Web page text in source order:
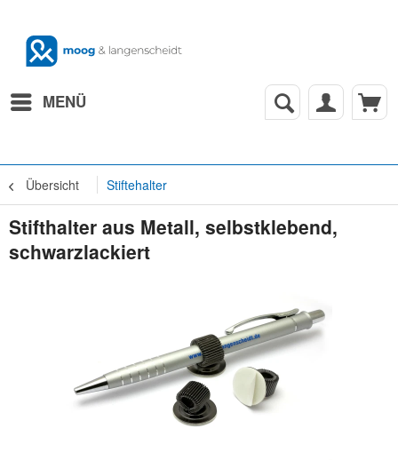
MENÜ
Übersicht Stiftehalter
Stifthalter aus Metall, selbstklebend,
schwarzlackiert